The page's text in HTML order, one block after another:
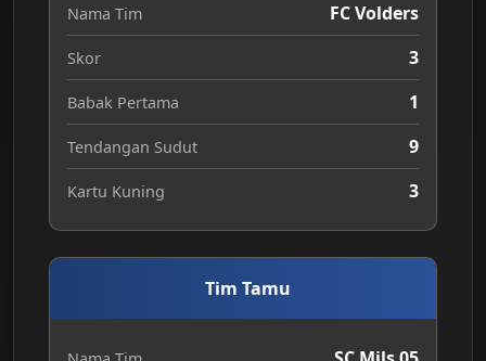
Nama Tim FC Volders
Skor 3
Babak Pertama 1
Tendangan Sudut 9
Kartu Kuning 3
Tim Tamu